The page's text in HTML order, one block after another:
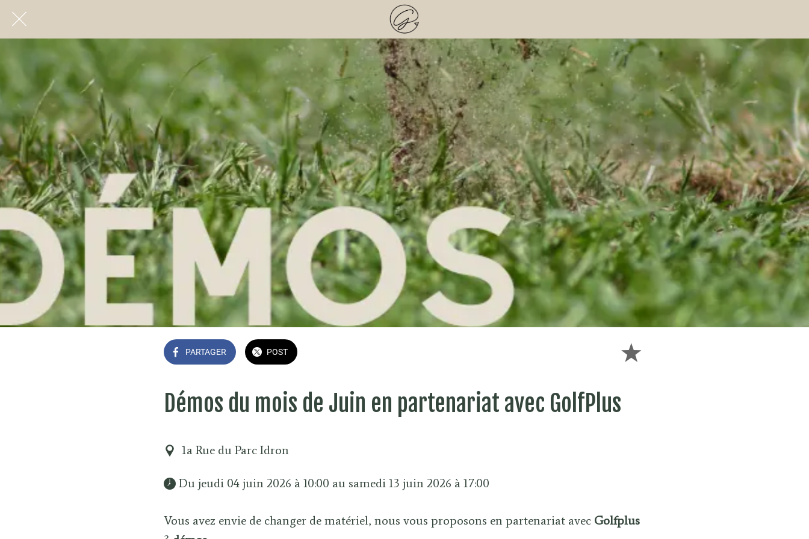
PARTAGER POST
Démos du mois de Juin en partenariat avec GolfPlus
1a Rue du Parc Idron
Du jeudi 04 juin 2026 à 10:00 au samedi 13 juin 2026 à 17:00
Vous avez envie de changer de matériel, nous vous proposons en partenariat avec Golfplus